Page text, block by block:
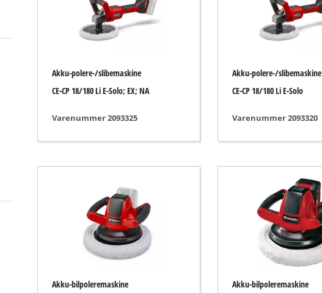
Dekupørsav
Andre save
Håndstøvsuger
Dobbeltsliber
Benzindrevet hækkeklipper
Brøndpumpe
Indenlandske vandværker
Akku-polere-/slibemaskine
CE-CP 18/180 Li E-Solo; EX; NA
Varenummer 2093325
Akku-polere-/slibemaskine
CE-CP 18/180 Li E-Solo
Varenummer 2093320
Akku-bilpoleremaskine
Akku-bilpoleremaskine